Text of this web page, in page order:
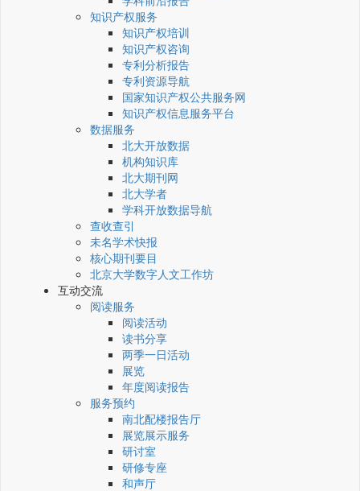
知识产权服务
知识产权培训
知识产权咨询
专利分析报告
专利资源导航
国家知识产权公共服务网
知识产权信息服务平台
数据服务
北大开放数据
机构知识库
北大期刊网
北大学者
学科开放数据导航
查收查引
未名学术快报
核心期刊要目
北京大学数字人文工作坊
互动交流
阅读服务
阅读活动
读书分享
两季一日活动
展览
年度阅读报告
服务预约
南北配楼报告厅
展览展示服务
研讨室
研修专座
和声厅